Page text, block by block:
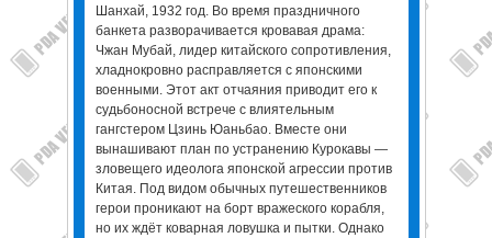
Шанхай, 1932 год. Во время праздничного
банкета разворачивается кровавая драма:
Чжан Мубай, лидер китайского сопротивления,
хладнокровно расправляется с японскими
военными. Этот акт отчаяния приводит его к
судьбоносной встрече с влиятельным
гангстером Цзинь Юаньбао. Вместе они
вынашивают план по устранению Курокавы —
зловещего идеолога японской агрессии против
Китая. Под видом обычных путешественников
герои проникают на борт вражеского корабля,
но их ждёт коварная ловушка и пытки. Однако